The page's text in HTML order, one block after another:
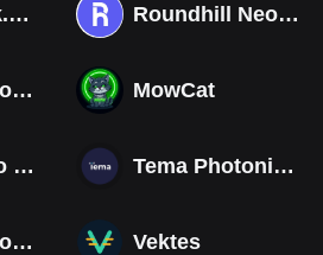
Wojak (wojak.art) Roundhill Neocloud ETF (Derivatives)
Roundhill Photonics & Optics ETF (Derivatives) MowCat
Coca-Cola Co (Derivatives) Tema Photonics & Optical ETF
Roundhill Photonics & Optics ETF Vektes